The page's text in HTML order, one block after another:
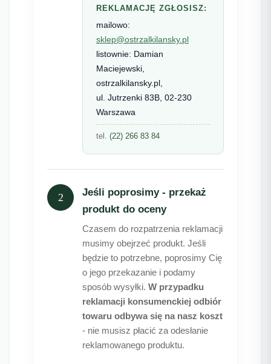
REKLAMACJĘ ZGŁOSISZ:
mailowo:
sklep@ostrzalkilansky.pl
listownie: Damian
Maciejewski,
ostrzalkilansky.pl,
ul. Jutrzenki 83B, 02-230
Warszawa
tel. (22) 266 83 84
2
Jeśli poprosimy - przekaż
produkt do oceny
Czasem do rozpatrzenia reklamacji
musimy obejrzeć produkt. Jeśli
będzie to potrzebne, poprosimy Cię
o jego przekazanie i podamy
sposób wysyłki. W przypadku
reklamacji konsumenckiej odbiór
towaru odbywa się na nasz koszt
- nie musisz płacić za odesłanie
reklamowanego produktu.